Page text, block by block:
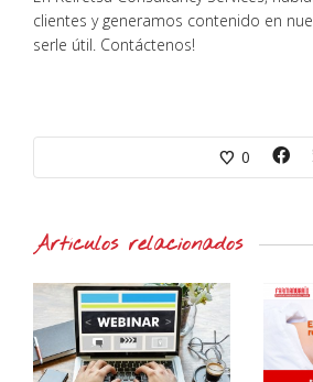
clientes y generamos contenido en
serle útil. Contáctenos!
0
Artículos relacionados